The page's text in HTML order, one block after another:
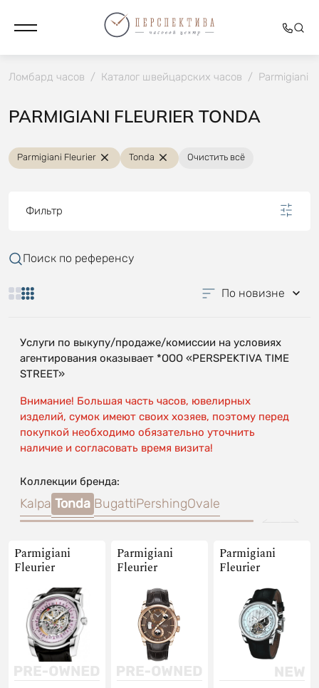
Ломбард часов / Каталог швейцарских часов / Parmigiani
PARMIGIANI FLEURIER TONDA
Parmigiani Fleurier Tonda Очистить всё
Фильтр
Поиск по референсу
По новизне
Услуги по выкупу/продаже/комиссии на условиях
агентирования оказывает *OOO «PERSPEKTIVA TIME
STREET»
Внимание! Большая часть часов, ювелирных
изделий, сумок имеют своих хозяев, поэтому перед
покупкой необходимо обязательно уточнить
наличие и согласовать время визита!
Коллекции бренда:
Kalpa Tonda BugattiPershingOvale
Parmigiani
Fleurier
Parmigiani
Fleurier
Parmigiani
Fleurier